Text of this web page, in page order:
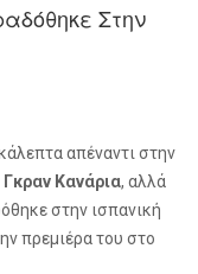
Στην
απέναντι στην
Γκραν Κανάρια, αλλά
στην ισπανική
πρεμιέρα του στο